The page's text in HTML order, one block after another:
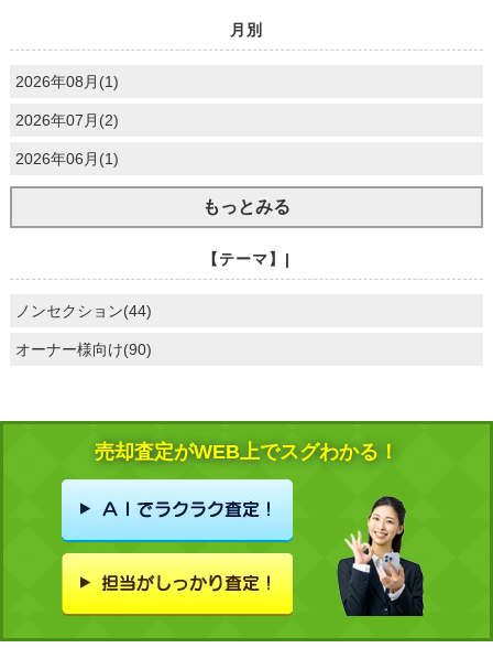
月別
2026年08月(1)
2026年07月(2)
2026年06月(1)
もっとみる
【テーマ】|
ノンセクション(44)
オーナー様向け(90)
売却査定がWEB上でスグわかる！